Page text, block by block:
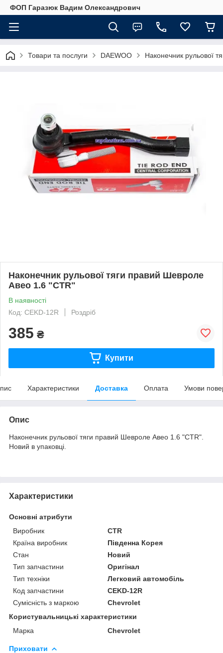
ФОП Гаразюк Вадим Олександрович
Товари та послуги DAEWOO Наконечник рульової
Наконечник рульової тяги правий Шевроле
Авео 1.6 "CTR"
В наявності
Код: CEKD-12R
Роздріб
385 ₴
Купити
Характеристики Доставка Оплата Умови
Опис
Наконечник рульової тяги правий Шевроле Авео 1.6 "CTR".
Новий в упаковці.
Характеристики
Основні атрибути
Виробник
CTR
Країна виробник
Південна Корея
Стан
Новий
Тип запчастини
Оригінал
Тип техніки
Легковий автомобіль
Код запчастини
CEKD-12R
Сумісність з маркою
Chevrolet
Користувальницькі характеристики
Марка
Chevrolet
Приховати